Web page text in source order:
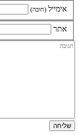
אימייל (חובה)
אתר